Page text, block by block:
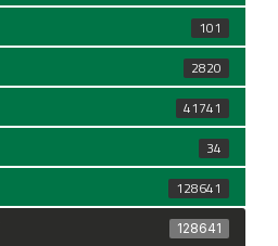
101
2820
41741
34
128641
128641